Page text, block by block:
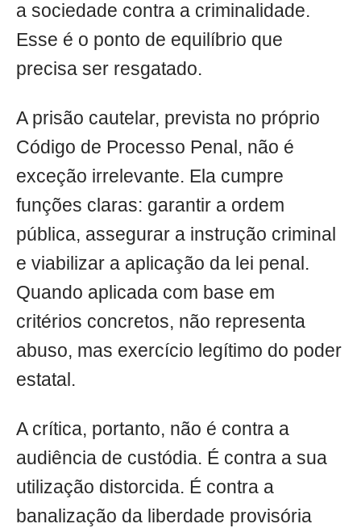
a sociedade contra a criminalidade.
Esse é o ponto de equilíbrio que
precisa ser resgatado.
A prisão cautelar, prevista no próprio
Código de Processo Penal, não é
exceção irrelevante. Ela cumpre
funções claras: garantir a ordem
pública, assegurar a instrução criminal
e viabilizar a aplicação da lei penal.
Quando aplicada com base em
critérios concretos, não representa
abuso, mas exercício legítimo do poder
estatal.
A crítica, portanto, não é contra a
audiência de custódia. É contra a sua
utilização distorcida. É contra a
banalização da liberdade provisória